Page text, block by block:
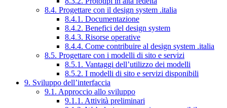
8.4. Progettare con il design system .italia
8.4.1. Documentazione
8.4.2. Benefici del design system
8.4.3. Risorse operative
8.4.4. Come contribuire al design system .italia
8.5. Progettare con i modelli di sito e servizi
8.5.1. Vantaggi dell’utilizzo dei modelli
8.5.2. I modelli di sito e servizi disponibili
9. Sviluppo dell’interfaccia
9.1. Approccio allo sviluppo
9.1.1. Attività preliminari